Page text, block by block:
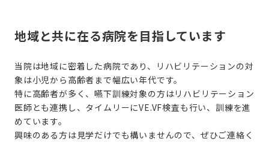
地域と共に在る病院を目指しています
当院は地域に密着した病院であり、リハビリテーションの対
象は小児から高齢者まで幅広い年代です。
特に高齢者が多く、嚥下訓練対象の方はリハビリテーション
医師とも連携し、タイムリーにVE.VF検査も行い、訓練を進
めています。
興味のある方は見学だけでも構いませんので、ぜひご連絡く